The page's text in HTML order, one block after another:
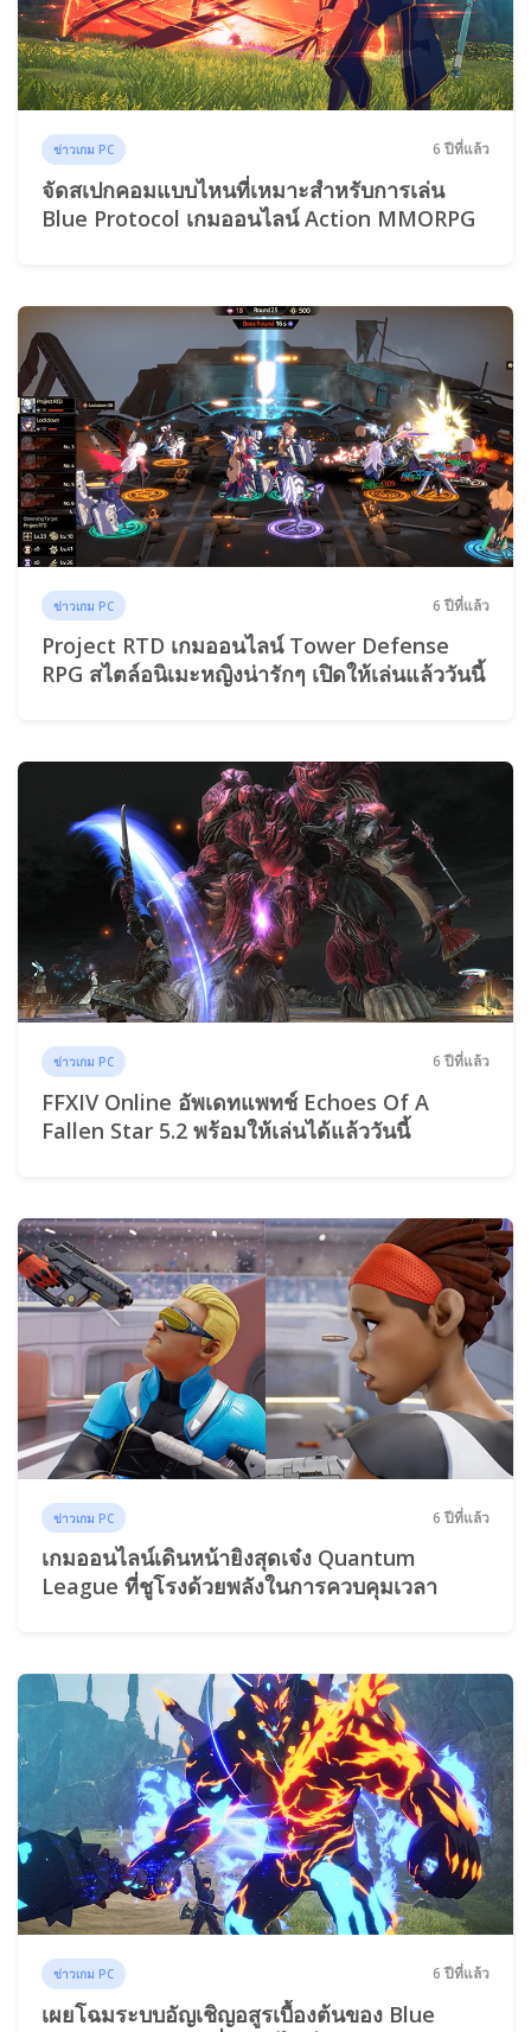
ข่าวเกม PC 6 ปีที่แล้ว
จัดสเปกคอมแบบไหนที่เหมาะสำหรับการเล่น
Blue Protocol เกมออนไลน์ Action MMORPG
ข่าวเกม PC 6 ปีที่แล้ว
Project RTD เกมออนไลน์ Tower Defense
RPG สไตล์อนิเมะหญิงน่ารักๆ เปิดให้เล่นแล้ววันนี้
ข่าวเกม PC 6 ปีที่แล้ว
FFXIV Online อัพเดทแพทช์ Echoes Of A
Fallen Star 5.2 พร้อมให้เล่นได้แล้ววันนี้
ข่าวเกม PC 6 ปีที่แล้ว
เกมออนไลน์เดินหน้ายิงสุดเจ๋ง Quantum
League ที่ชูโรงด้วยพลังในการควบคุมเวลา
ข่าวเกม PC 6 ปีที่แล้ว
เผยโฉมระบบอัญเชิญอสูรเบื้องต้นของ Blue